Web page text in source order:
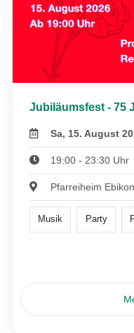
Jubiläumsfest - 75
Sa, 15. August
19:00 - 23:30 Uhr
Pfarreiheim Ebikon
Musik Party